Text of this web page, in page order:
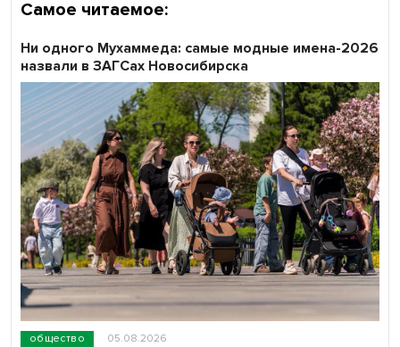
Самое читаемое:
общество 05.08.2026
Ни одного Мухаммеда: самые модные имена-2026
назвали в ЗАГСах Новосибирска